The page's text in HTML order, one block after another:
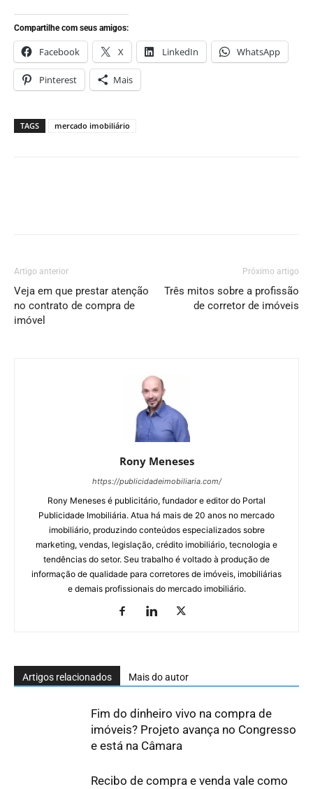
Compartilhe com seus amigos:
Facebook X LinkedIn WhatsApp
Pinterest Mais
TAGS mercado imobiliário
Artigo anterior
Veja em que prestar atenção
no contrato de compra de
imóvel
Próximo artigo
Três mitos sobre a profissão
de corretor de imóveis
Rony Meneses
https://publicidadeimobiliaria.com/
Rony Meneses é publicitário, fundador e editor do Portal
Publicidade Imobiliária. Atua há mais de 20 anos no mercado
imobiliário, produzindo conteúdos especializados sobre
marketing, vendas, legislação, crédito imobiliário, tecnologia e
tendências do setor. Seu trabalho é voltado à produção de
informação de qualidade para corretores de imóveis, imobiliárias
e demais profissionais do mercado imobiliário.
Artigos relacionados Mais do autor
Fim do dinheiro vivo na compra de
imóveis? Projeto avança no Congresso
e está na Câmara
Recibo de compra e venda vale como